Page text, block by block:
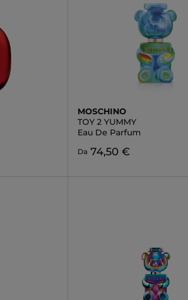
MOSCHINO
TOY 2 YUMMY
Eau De Parfum
Da 74,50 €